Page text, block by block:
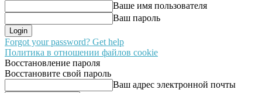
Ваше имя пользователя
Ваш пароль
Forgot your password? Get help
Политика в отношении файлов cookie
Восстановление пароля
Восстановите свой пароль
Ваш адрес электронной почты